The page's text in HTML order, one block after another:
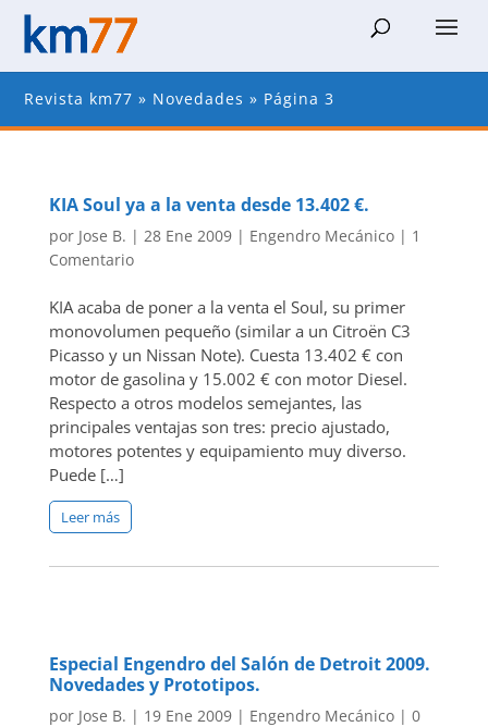
Revista km77 » Novedades » Página 3
KIA Soul ya a la venta desde 13.402 €.
por Jose B. | 28 Ene 2009| Engendro Mecánico| 1
Comentario
KIA acaba de poner a la venta el Soul, su primer
monovolumen pequeño (similar a un Citroën C3
Picasso y un Nissan Note). Cuesta 13.402 € con
motor de gasolina y 15.002 € con motor Diesel.
Respecto a otros modelos semejantes, las
principales ventajas son tres: precio ajustado,
motores potentes y equipamiento muy diverso.
Puede […]
Leer más
Especial Engendro del Salón de Detroit 2009.
Novedades y Prototipos.
por Jose B. | 19 Ene 2009| Engendro Mecánico| 0